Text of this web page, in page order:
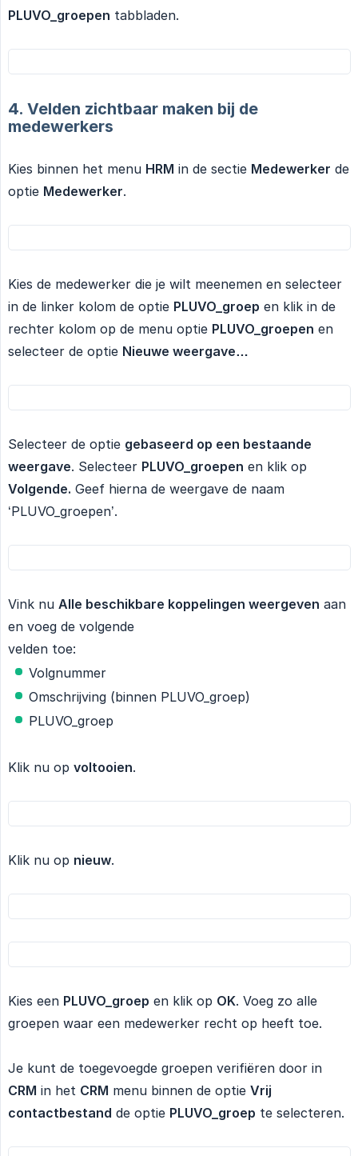
PLUVO_groepen tabbladen.
4. Velden zichtbaar maken bij de
medewerkers
Kies binnen het menu HRM in de sectie Medewerker de
optie Medewerker.
Kies de medewerker die je wilt meenemen en selecteer
in de linker kolom de optie PLUVO_groep en klik in de
rechter kolom op de menu optie PLUVO_groepen en
selecteer de optie Nieuwe weergave…
Selecteer de optie gebaseerd op een bestaande
weergave. Selecteer PLUVO_groepen en klik op
Volgende. Geef hierna de weergave de naam
‘PLUVO_groepen’.
Vink nu Alle beschikbare koppelingen weergeven aan
en voeg de volgende
velden toe:
Volgnummer
Omschrijving (binnen PLUVO_groep)
PLUVO_groep
Klik nu op voltooien.
Klik nu op nieuw.
Kies een PLUVO_groep en klik op OK. Voeg zo alle
groepen waar een medewerker recht op heeft toe.
Je kunt de toegevoegde groepen verifiëren door in
CRM in het CRM menu binnen de optie Vrij
contactbestand de optie PLUVO_groep te selecteren.